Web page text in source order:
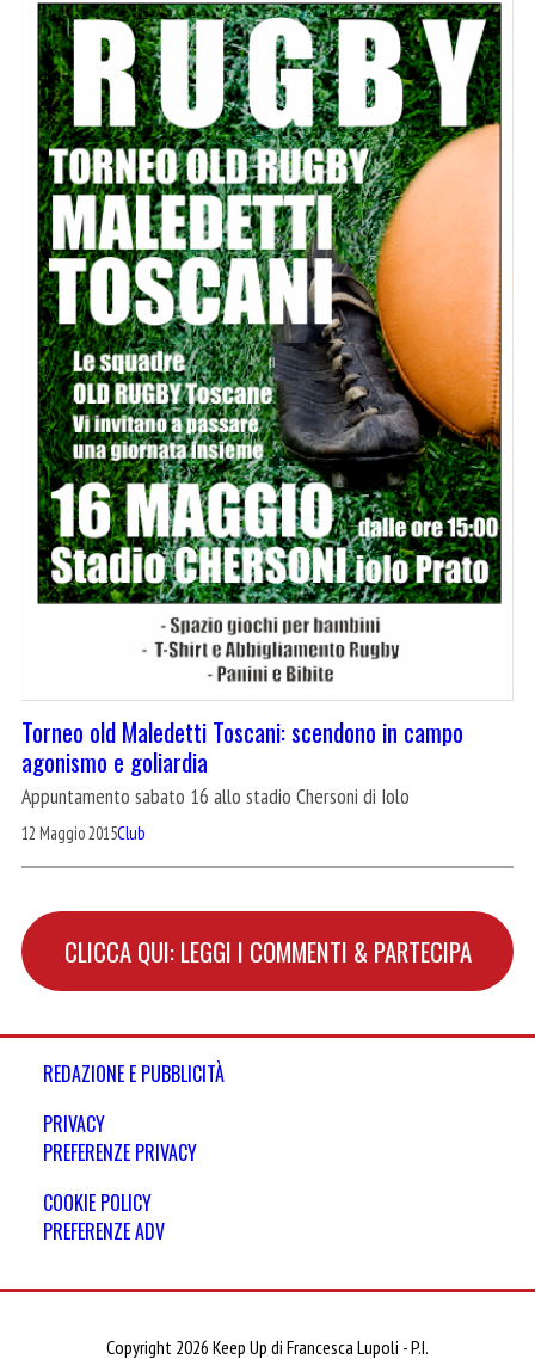
Torneo old Maledetti Toscani: scendono in campo
agonismo e goliardia
Appuntamento sabato 16 allo stadio Chersoni di Iolo
12 Maggio 2015Club
CLICCA QUI: LEGGI I COMMENTI & PARTECIPA
REDAZIONE E PUBBLICITÀ
PRIVACY
PREFERENZE PRIVACY
COOKIE POLICY
PREFERENZE ADV
Copyright 2026 Keep Up di Francesca Lupoli - P.I.